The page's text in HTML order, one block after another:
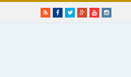
RSSFacebook
TwitterGoogle+YoutubeInstagram